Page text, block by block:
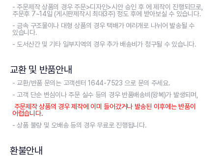
- 주문제작 상품의 경우 주문>디자인>시안 승인 후 에 제작이 진행되므로,
주문후 7~14일 (게시판제작시 최대3주) 정도 후에 받아보실 수 있습니다.
- 금속 구조물이나 대형 상품의 경우 택배가 여러개로 나뉘어 발송될 수
있습니다.
- 도서산간 및 기타 일부지역의 경우 추가 배송비가 청구될 수 있습니다.
교환 및 반품안내
- 교환/반품 문의는 고객센터 1644-7523 으로 문의 주세요.
- 고객 단순 변심이나 주문 실수 등의 경우 반품배송비(왕복)가 발생되며,
주문제작 상품의 경우 제작에 이미 들어갔거나 발송된 이후에는 반품이
어렵습니다.
- 상품 불량 및 오배송 등의 경우 무료로 진행됩니다.
환불안내